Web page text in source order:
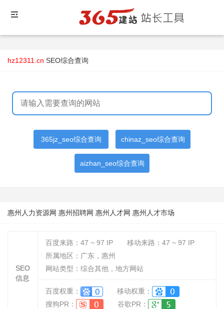
hz12311.cn SEO综合查询
365jz_seo综合查询 chinaz_seo综合查询
aizhan_seo综合查询
惠州人力资源网 惠州招聘网 惠州人才网 惠州人才市场
SEO
信息
百度来路： 47 ~ 97 IP 移动来路： 47 ~ 97 IP
所属地区：广东，惠州
网站类型：综合其他，地方网站
百度权重：
移动权重：
搜狗PR：
谷歌PR：